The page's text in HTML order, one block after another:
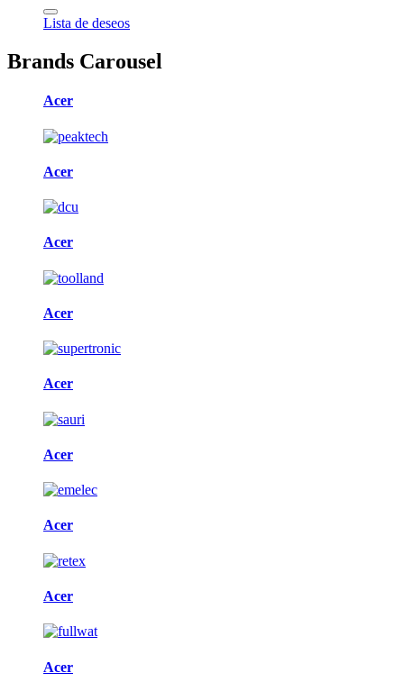
Lista de deseos
Brands Carousel
Acer
Acer
Acer
Acer
Acer
Acer
Acer
Acer
Acer